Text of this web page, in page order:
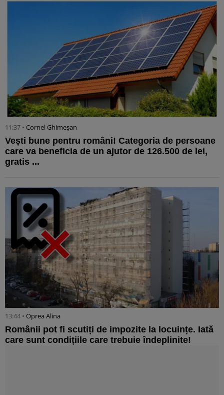
11:37 • Cornel Ghimeșan
Vești bune pentru români! Categoria de persoane
care va beneficia de un ajutor de 126.500 de lei,
gratis ...
13:44 • Oprea Alina
Românii pot fi scutiți de impozite la locuințe. Iată
care sunt condițiile care trebuie îndeplinite!